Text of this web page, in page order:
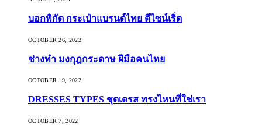
บอกพิกัด กระเป๋าแบรนด์ไทย ดีไซน์เริ่ด
OCTOBER 26, 2022
ช่างทำ มงกุฎกระดาษ ฝีมือคนไทย
OCTOBER 19, 2022
DRESSES TYPES ชุดเดรส ทรงไหนที่ใช่เรา
OCTOBER 7, 2022